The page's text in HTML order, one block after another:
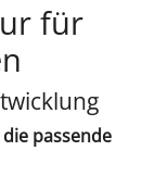
für
passende